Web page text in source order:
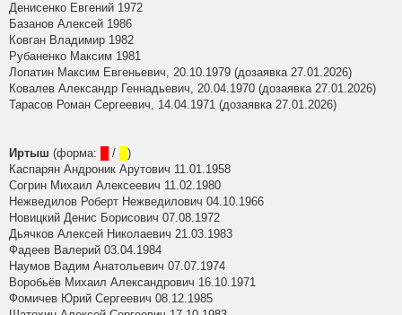
Денисенко Евгений 1972
Базанов Алексей 1986
Ковган Владимир 1982
Рубаненко Максим 1981
Лопатин Максим Евгеньевич, 20.10.1979 (дозаявка 27.01.2026)
Ковалев Александр Геннадьевич, 20.04.1970 (дозаявка 27.01.2026)
Тарасов Роман Сергеевич, 14.04.1971 (дозаявка 27.01.2026)
Иртыш (форма: /
)
Каспарян Андроник Арутович 11.01.1958
Согрин Михаил Алексеевич 11.02.1980
Нежведилов Роберт Нежведилович 04.10.1966
Новицкий Денис Борисович 07.08.1972
Дьячков Алексей Николаевич 21.03.1983
Фадеев Валерий 03.04.1984
Наумов Вадим Анатольевич 07.07.1974
Воробьёв Михаил Александрович 16.10.1971
Фомичев Юрий Сергеевич 08.12.1985